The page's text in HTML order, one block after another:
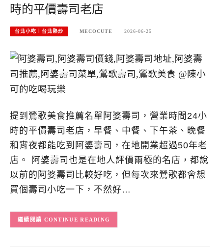
時的平價壽司老店
台北小吃︱台北熱炒 MECOCUTE 2026-06-25
提到鶯歌美食推薦名單阿婆壽司，營業時間24小
時的平價壽司老店，早餐、中餐、下午茶、晚餐
和宵夜都能吃到阿婆壽司，在地開業超過50年老
店。 阿婆壽司也是在地人評價兩極的名店，都說
以前的阿婆壽司比較好吃，但每次來鶯歌都會想
買個壽司小吃一下，不然好…
CONTINUE READING